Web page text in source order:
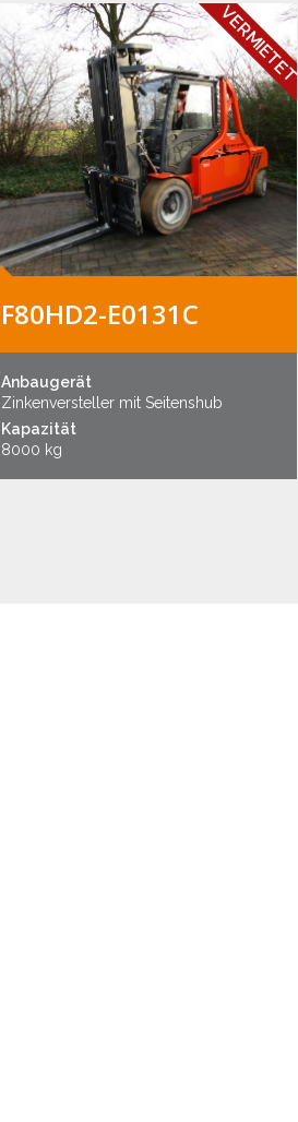
VERMIETET
F80HD2-E0131C
Anbaugerät
Zinkenversteller mit Seitenshub
Kapazität
8000 kg